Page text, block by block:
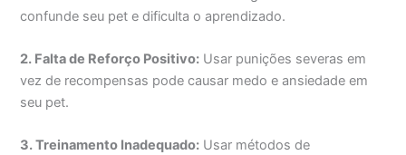
confunde seu pet e dificulta o aprendizado.
2. Falta de Reforço Positivo: Usar punições severas em
vez de recompensas pode causar medo e ansiedade em
seu pet.
3. Treinamento Inadequado: Usar métodos de